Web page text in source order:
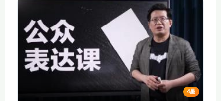
础（上）1(1)
第7讲 遗传的物质基
础（上）1
第7讲 遗传的物质基
础（上）2(1)
第7讲 遗传的物质基
础（上）2
第8讲 遗传的物质基
础（下）1
引导学生回顾高中生物必修和选修教材中的重要知识
点，包括细胞的结构与功能、遗传与进化、稳态与环
境、生物技术实践等，让学生对生物学科的核心概念
和基本原理有深入的理解和记忆。
帮助学生掌握生物学科的内在逻辑和知识关联，将分
散的知识点串联成系统的知识网络，形成完整的知识
体系，便于学生整体把握和记忆。
4星